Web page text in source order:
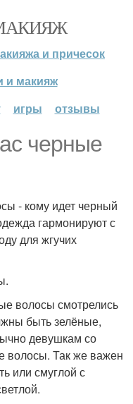
и причесок
и макияж
игры отзывы
черные
- кому идет черный
гармонируют с
для жгучих
волосы смотрелись
быть зелёные,
девушкам со
волосы. Так же важен
или смуглой с